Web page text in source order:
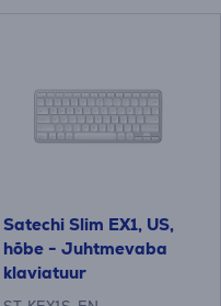
Satechi Slim EX1, US,
hõbe - Juhtmevaba
klaviatuur